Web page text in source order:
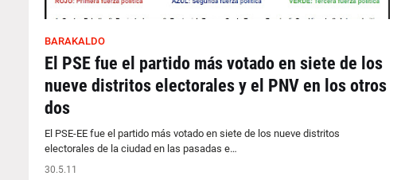
BARAKALDO
El PSE fue el partido más votado en siete de los
nueve distritos electorales y el PNV en los otros
dos
El PSE-EE fue el partido más votado en siete de los nueve distritos
electorales de la ciudad en las pasadas e…
30.5.11